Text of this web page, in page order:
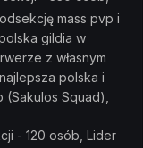
mass pvp i
gildia w
z własnym
polska i
Squad),
- 120 osób, Lider